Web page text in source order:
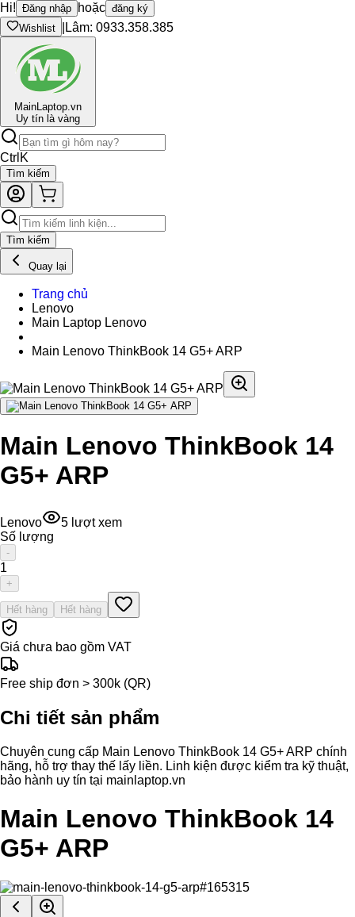
Hi! Đăng nhập hoặc đăng ký
Wishlist
Lâm: 0933.358.385
MainLaptop.vn
Uy tín là vàng
Ctrl K
Tìm kiếm
Tìm kiếm
Quay lại
Trang chủ
Lenovo
Main Laptop Lenovo
Main Lenovo ThinkBook 14 G5+ ARP
Main Lenovo ThinkBook 14
G5+ ARP
Lenovo 5 lượt xem
Số lượng
-
1
+
Hết hàng Hết hàng
Giá chưa bao gồm VAT
Free ship đơn > 300k (QR)
Chi tiết sản phẩm
Chuyên cung cấp Main Lenovo ThinkBook 14 G5+ ARP chính
hãng, hỗ trợ thay thế lấy liền. Linh kiện được kiểm tra kỹ thuật,
bảo hành uy tín tại mainlaptop.vn
Main Lenovo ThinkBook 14
G5+ ARP